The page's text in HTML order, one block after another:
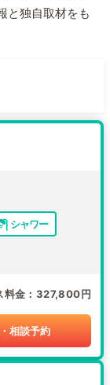
と独自取材をも
シャワー
料金 327,800円
相談予約